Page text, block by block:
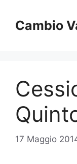
contenuto
Cambio
17 Maggio